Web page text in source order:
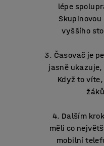
lépe
vyššího
Časovač je
jasně
Když to
Dalším
měli co
mobilní